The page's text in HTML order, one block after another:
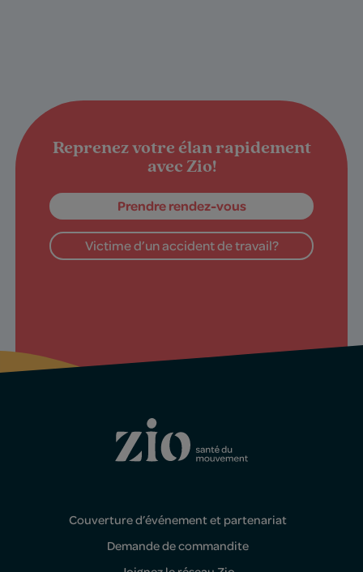
Reprenez votre élan rapidement
avec Zio!
Prendre rendez-vous
Victime d’un accident de travail?
Couverture d’événement et partenariat
Demande de commandite